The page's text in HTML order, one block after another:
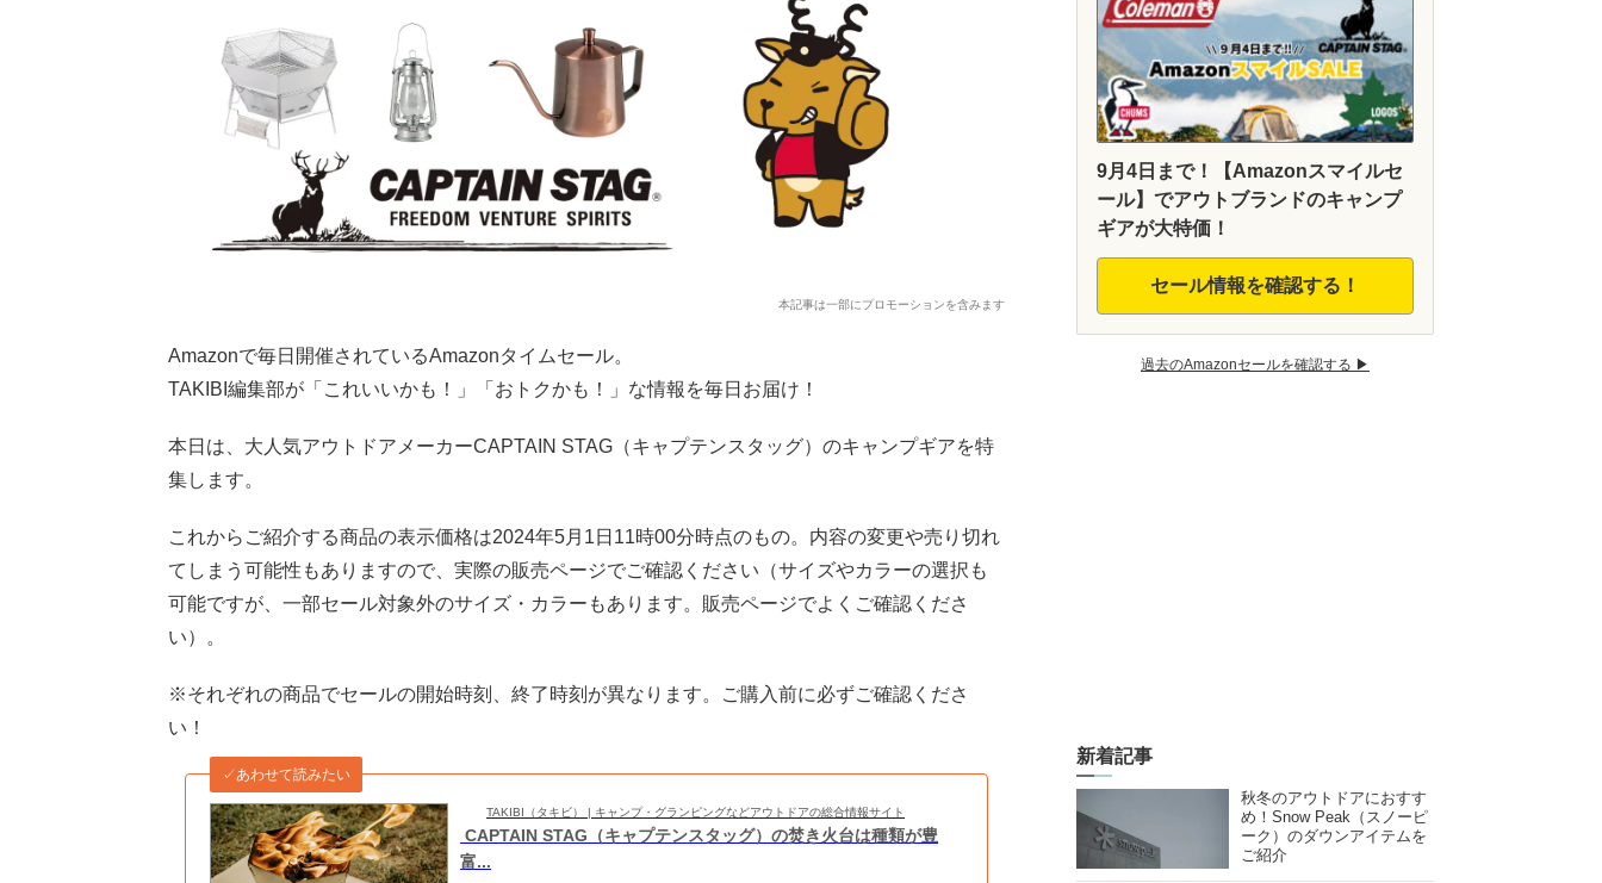
本記事は一部にプロモーションを含みます
Amazonで毎日開催されているAmazonタイムセール。
TAKIBI編集部が「これいいかも！」「おトクかも！」な情報を毎日お届け！
本日は、大人気アウトドアメーカーCAPTAIN STAG（キャプテンスタッグ）のキャンプギアを特
集します。
これからご紹介する商品の表示価格は2024年5月1日11時00分時点のもの。内容の変更や売り切れ
てしまう可能性もありますので、実際の販売ページでご確認ください（サイズやカラーの選択も
可能ですが、一部セール対象外のサイズ・カラーもあります。販売ページでよくご確認くださ
い）。
※それぞれの商品でセールの開始時刻、終了時刻が異なります。ご購入前に必ずご確認くださ
い！
TAKIBI（タキビ） | キャンプ・グランピングなどアウトドアの総合情報サイト
✓あわせて読みたい
CAPTAIN STAG（キャプテンスタッグ）の焚き火台は種類が豊
富...
9月4日まで！【Amazonスマイルセ
ール】でアウトブランドのキャンプ
ギアが大特価！
セール情報を確認する！
過去のAmazonセールを確認する ▶︎
新着記事
秋冬のアウトドアにおすす
め！Snow Peak（スノーピ
ーク）のダウンアイテムを
ご紹介